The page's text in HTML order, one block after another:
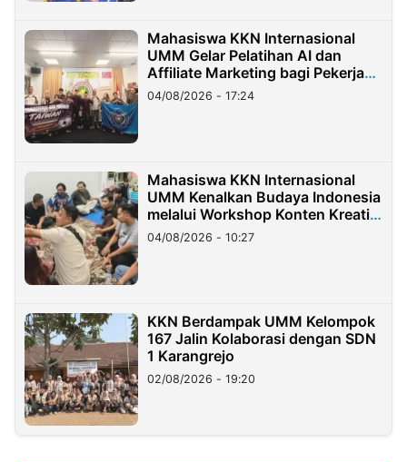
Mahasiswa KKN Internasional
UMM Gelar Pelatihan AI dan
Affiliate Marketing bagi Pekerja
Migran Indonesia di Taiwan
04/08/2026 - 17:24
Mahasiswa KKN Internasional
UMM Kenalkan Budaya Indonesia
melalui Workshop Konten Kreatif
di Taiwan
04/08/2026 - 10:27
KKN Berdampak UMM Kelompok
167 Jalin Kolaborasi dengan SDN
1 Karangrejo
02/08/2026 - 19:20